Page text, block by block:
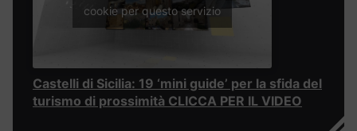
cookie per questo servizio
Castelli di Sicilia: 19 ‘mini guide’ per la sfida del
turismo di prossimità CLICCA PER IL VIDEO